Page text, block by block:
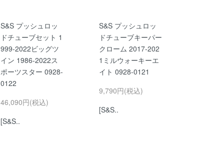
S&S プッシュロッ
ドチューブセット 1
999-2022ビッグツ
イン 1986-2022ス
ポーツスター 0928-
0122
46,090円(税込)
[S&S..
S&S プッシュロッ
ドチューブキーパー
クローム 2017-202
1ミルウォーキーエ
イト 0928-0121
9,790円(税込)
[S&S..